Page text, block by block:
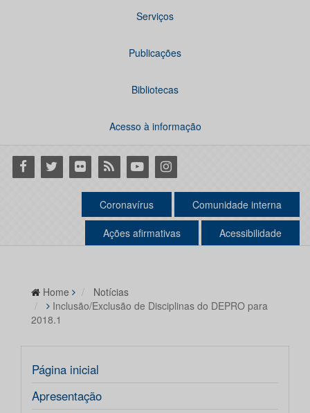
Serviços
Publicações
Bibliotecas
Acesso à informação
Facebook
Twitter Flickr RSS YoutubeInstagram
Coronavírus Comunidade interna
Ações afirmativas Acessibilidade
Home
Notícias
Inclusão/Exclusão de Disciplinas do DEPRO para
2018.1
Página inicial
Apresentação